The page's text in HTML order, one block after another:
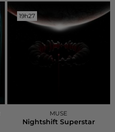
19h27
19h27
MUSE
Nightshift Superstar